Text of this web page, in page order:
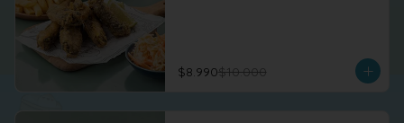
$8.990$10.000